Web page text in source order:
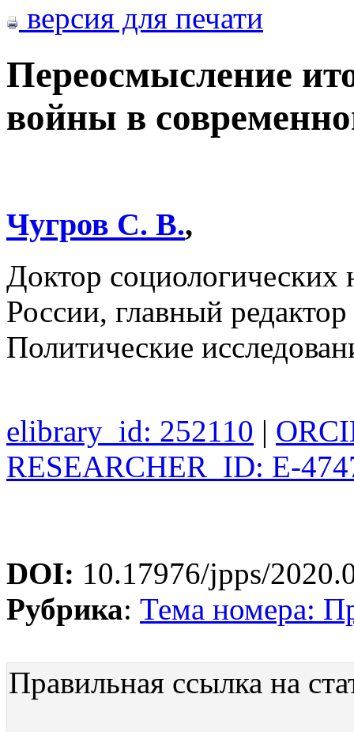
версия для печати
Переосмысление
войны в
Чугров С. В.,
Доктор
России, главный
Политические
elibrary_id: 252110 |
RESEARCHER_ID: E-
DOI: 10.17976/jpps/
Рубрика: Тема номера:
Правильная ссылка на